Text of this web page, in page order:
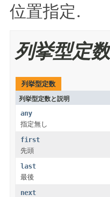
位置指定.
列挙型定
列挙型定数
列挙型定数と説明
any
指定無し
first
先頭
last
最後
next